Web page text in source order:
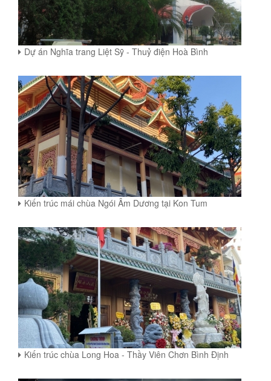
Dự án Nghĩa trang Liệt Sỹ - Thuỷ điện Hoà Bình
Kiến trúc mái chùa Ngói Âm Dương tại Kon Tum
Kiến trúc chùa Long Hoa - Thầy Viên Chơn Bình Định